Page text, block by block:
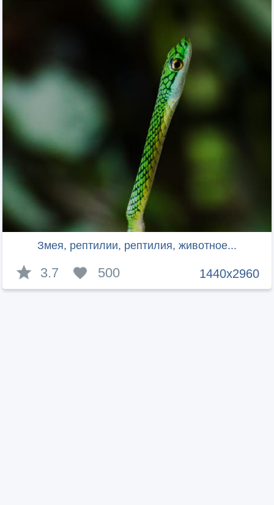
Змея, рептилии, рептилия, животное...
1440x2960
3.7 500